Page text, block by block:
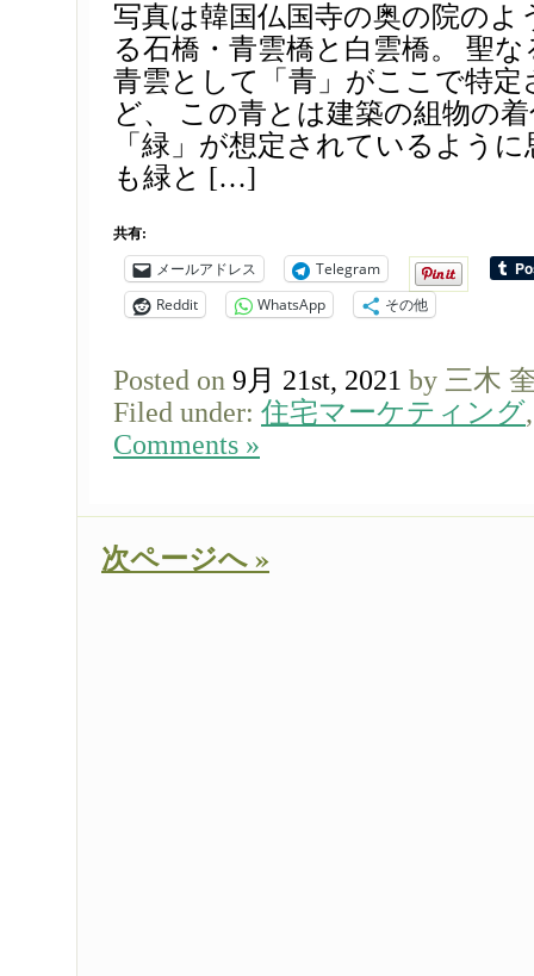
写真は韓国仏国寺の奥の院のよ
る石橋・青雲橋と白雲橋。 聖
青雲として「青」がここで特
ど、 この青とは建築の組物の
「緑」が想定されているよう
も緑と […]
共有:
メールアドレス
Telegram
Reddit
WhatsApp その他
Posted on 9月 21st, 2021 by 三木
Filed under: 住宅マーケティング
Comments »
次ページへ »